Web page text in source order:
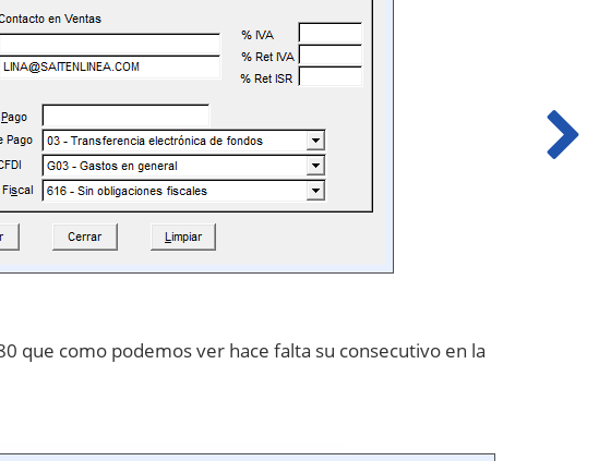
que como podemos ver hace falta su consecutivo en la